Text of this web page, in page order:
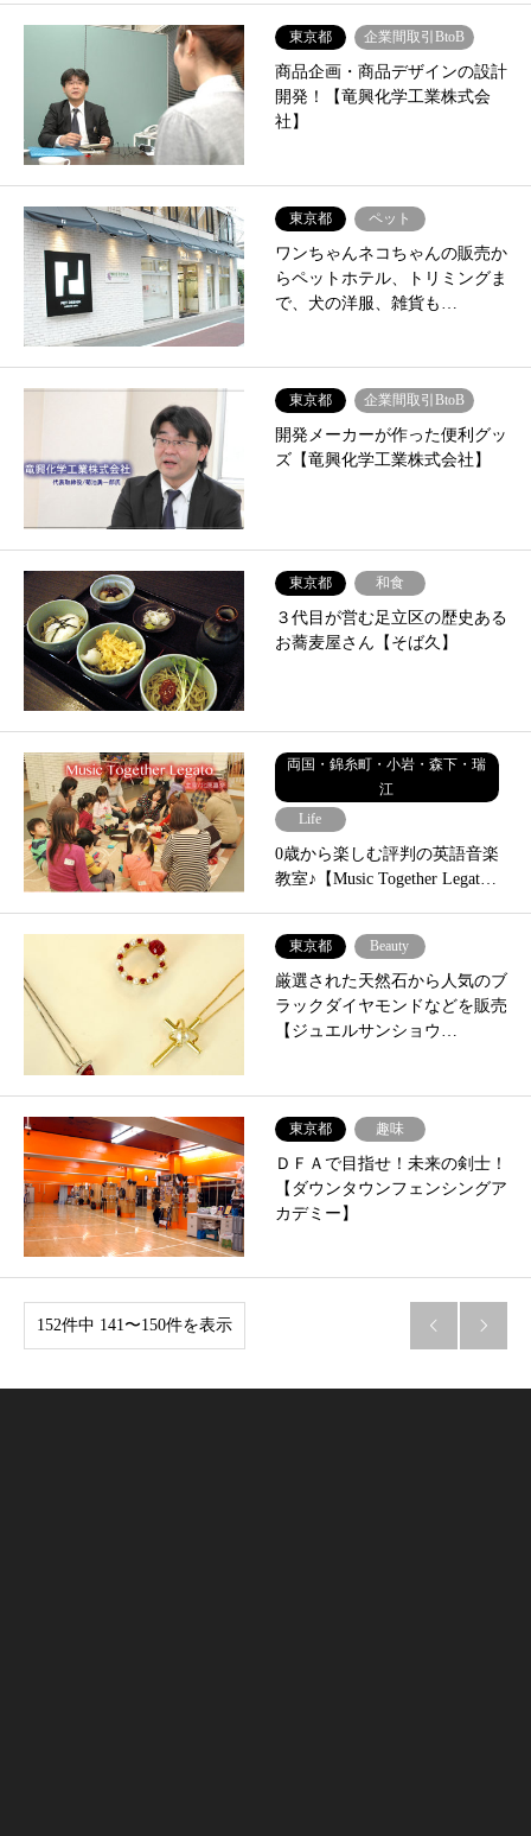
東京都 企業間取引BtoB
商品企画・商品デザインの設計
開発！【竜興化学工業株式会
社】
東京都 ペット
ワンちゃんネコちゃんの販売か
らペットホテル、トリミングま
で、犬の洋服、雑貨も…
東京都 企業間取引BtoB
開発メーカーが作った便利グッ
ズ【竜興化学工業株式会社】
東京都 和食
３代目が営む足立区の歴史ある
お蕎麦屋さん【そば久】
両国・錦糸町・小岩・森下・瑞
江
Life
0歳から楽しむ評判の英語音楽
教室♪【Music Together Legat…
東京都 Beauty
厳選された天然石から人気のブ
ラックダイヤモンドなどを販売
【ジュエルサンショウ…
東京都 趣味
ＤＦＡで目指せ！未来の剣士！
【ダウンタウンフェンシングア
カデミー】
152件中 141〜150件を表示  